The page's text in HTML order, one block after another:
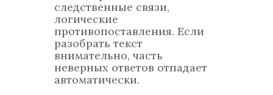
следственные связи,
логические
противопоставления. Если
разобрать текст
внимательно, часть
неверных ответов отпадает
автоматически.